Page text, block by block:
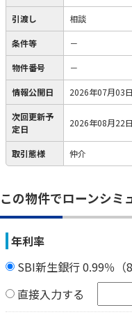
引渡し 相談
条件等 －
物件番号 －
情報公開日 2026年07月03日
次回更新予
定日
2026年08月22日
取引態様 仲介
この物件でローンシミ
年利率
SBI新生銀行 0.99％（8
直接入力する